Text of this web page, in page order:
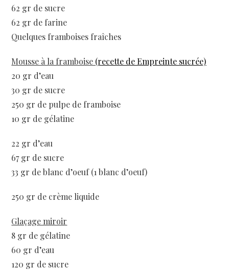
62 gr de sucre
62 gr de farine
Quelques framboises fraîches
Mousse à la framboise (recette de Empreinte sucrée)
20 gr d’eau
30 gr de sucre
250 gr de pulpe de framboise
10 gr de gélatine
22 gr d’eau
67 gr de sucre
33 gr de blanc d’oeuf (1 blanc d’oeuf)
250 gr de crème liquide
Glaçage miroir
8 gr de gélatine
60 gr d’eau
120 gr de sucre